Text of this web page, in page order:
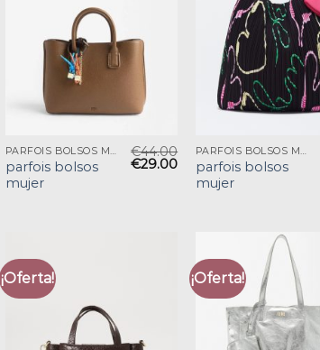
parfois bolsos
mujer
€44.00
€29.00
parfois bolsos
mujer
¡Oferta! ¡Oferta!